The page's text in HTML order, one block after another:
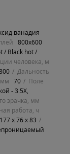
ванадия
800x600
/ Black hot /
человека, м
Дальность
70
Поле
- 3.5X,
зрачка, мм
работа, ч
177 x 76 x 83